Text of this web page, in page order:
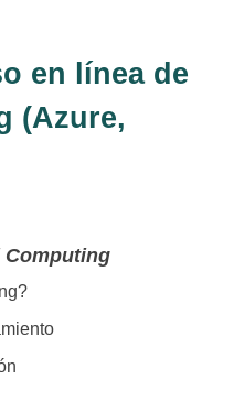
en línea de
(Azure,
Computing